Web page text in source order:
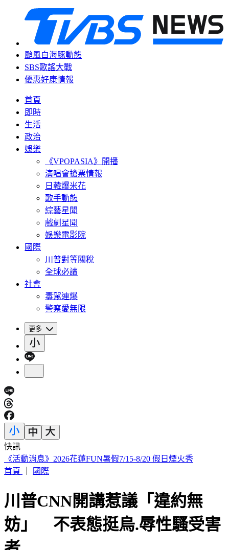
颱風白海豚動態
SBS歌謠大戰
優惠好康情報
首頁
即時
生活
政治
娛樂
《VPOPASIA》開播
演唱會搶票情報
日韓爆米花
歌手動態
綜藝星聞
戲劇星聞
娛樂電影院
國際
川普對等關稅
全球必讀
社會
毒駕連爆
警察愛無限
更多
快訊
印度女與兄大吵後暴走！ 竟朝9月大姪子嘴裡「猛灌強力
膠」
川普CNN開講惹議「違約無
妨」 不表態挺烏.辱性騷受害